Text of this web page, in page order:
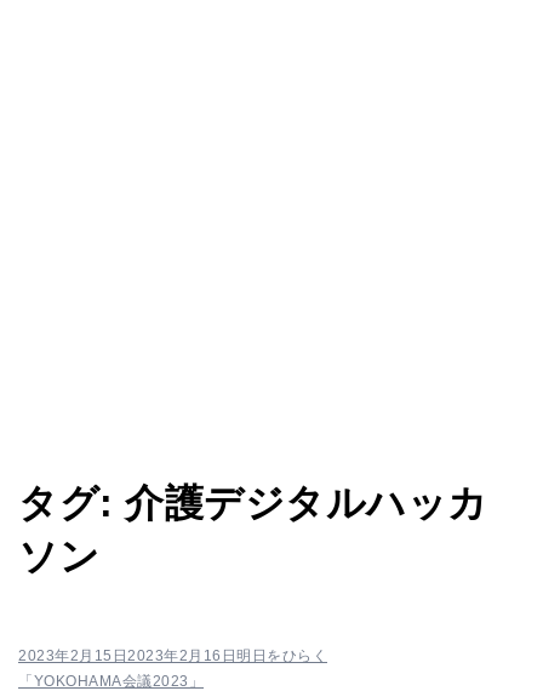
タグ: 介護デジタルハッカ
ソン
2023年2月15日2023年2月16日明日をひらく
「YOKOHAMA会議2023」